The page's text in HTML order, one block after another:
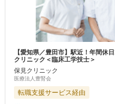
【愛知県／豊田市】駅近！年間休
クリニック＜臨床工学技士＞
保見クリニック
医療法人豊腎会
転職支援サービス経由